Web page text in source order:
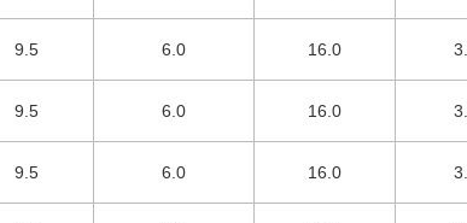
9.5 6.0 16.0
9.5 6.0 16.0
9.5 6.0 16.0